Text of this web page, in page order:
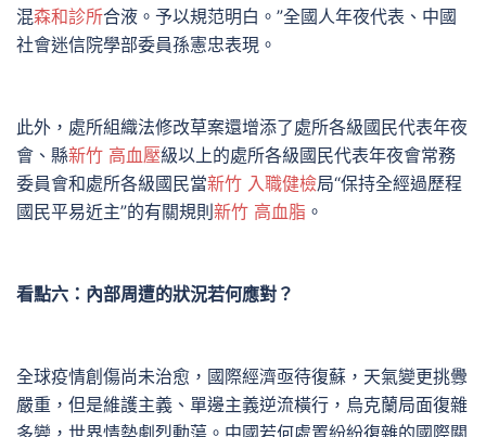
混森和診所合液。予以規范明白。”全國人年夜代表、中國
社會迷信院學部委員孫憲忠表現。
此外，處所組織法修改草案還增添了處所各級國民代表年夜
會、縣新竹 高血壓級以上的處所各級國民代表年夜會常務
委員會和處所各級國民當新竹 入職健檢局“保持全經過歷程
國民平易近主”的有關規則 新竹 高血脂 。
看點六：內部周遭的狀況若何應對？
全球疫情創傷尚未治愈，國際經濟亟待復蘇，天氣變更挑釁
嚴重，但是維護主義、單邊主義逆流橫行，烏克蘭局面復雜
多變，世界情勢劇烈動蕩。中國若何處置紛紛復雜的國際關